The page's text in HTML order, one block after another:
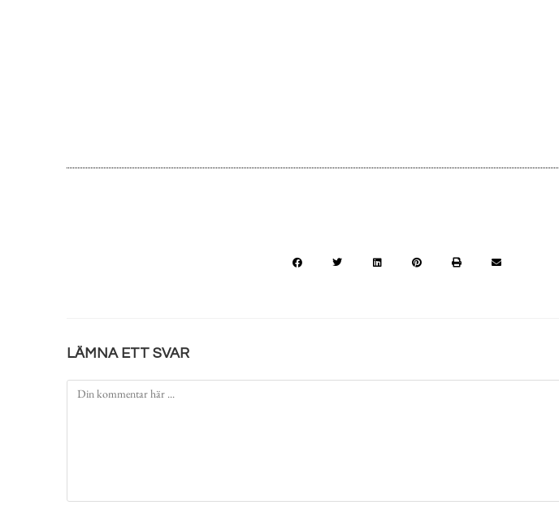
LÄMNA ETT SVAR